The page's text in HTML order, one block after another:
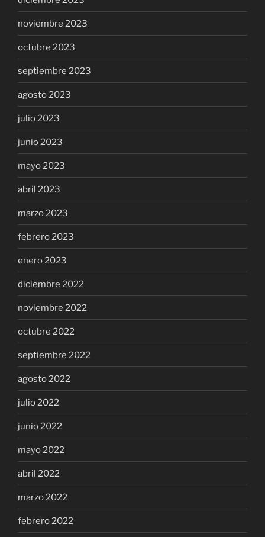
noviembre 2023
octubre 2023
septiembre 2023
agosto 2023
julio 2023
junio 2023
mayo 2023
abril 2023
marzo 2023
febrero 2023
enero 2023
diciembre 2022
noviembre 2022
octubre 2022
septiembre 2022
agosto 2022
julio 2022
junio 2022
mayo 2022
abril 2022
marzo 2022
febrero 2022